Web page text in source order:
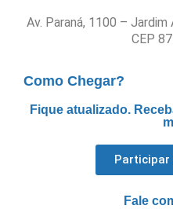
Av. Paraná, 1100 –
CEP
Como Chegar?
Fique atualizado.
Participar
Fale